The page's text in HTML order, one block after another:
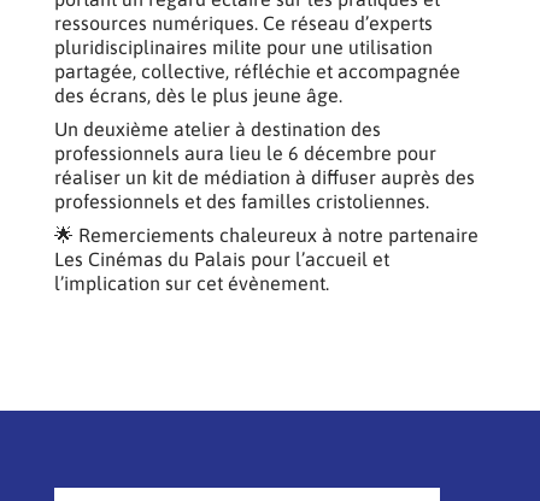
ressources numériques. Ce réseau d’experts
pluridisciplinaires milite pour une utilisation
partagée, collective, réfléchie et accompagnée
des écrans, dès le plus jeune âge.
Un deuxième atelier à destination des
professionnels aura lieu le 6 décembre pour
réaliser un kit de médiation à diffuser auprès des
professionnels et des familles cristoliennes.
🌟 Remerciements chaleureux à notre partenaire
Les Cinémas du Palais pour l’accueil et
l’implication sur cet évènement.